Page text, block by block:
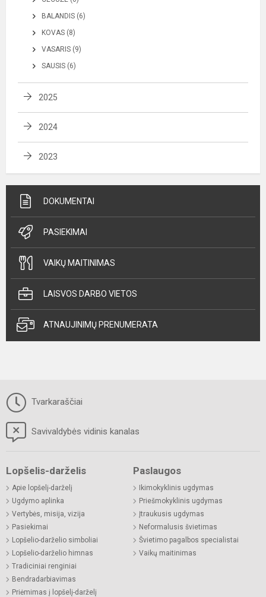
BALANDIS (6)
KOVAS (8)
VASARIS (9)
SAUSIS (6)
2025
2024
2023
DOKUMENTAI
PASIEKIMAI
VAIKŲ MAITINIMAS
LAISVOS DARBO VIETOS
ATNAUJINIMŲ PRENUMERATA
Tvarkaraščiai
Savivaldybės vidinis kanalas
Lopšelis-darželis
Apie lopšelį-darželį
Ugdymo aplinka
Vertybės, misija, vizija
Pasiekimai
Lopšelio-darželio simboliai
Lopšelio-darželio himnas
Tradiciniai renginiai
Bendradarbiavimas
Priėmimas į lopšelį-darželį
Paslaugos
Ikimokyklinis ugdymas
Priešmokyklinis ugdymas
Įtraukusis ugdymas
Neformalusis švietimas
Švietimo pagalbos specialistai
Vaikų maitinimas